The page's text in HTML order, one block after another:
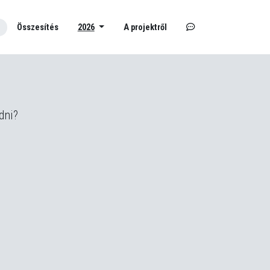
Összesítés 2026 A projektről